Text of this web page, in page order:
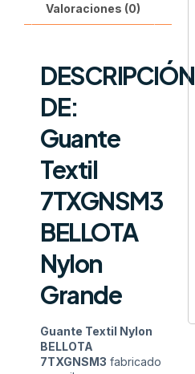
Valoraciones (0)
DESCRIPCIÓN
DE:
Guante
Textil
7TXGNSM3
BELLOTA
Nylon
Grande
Guante Textil Nylon
BELLOTA
7TXGNSM3 fabricado